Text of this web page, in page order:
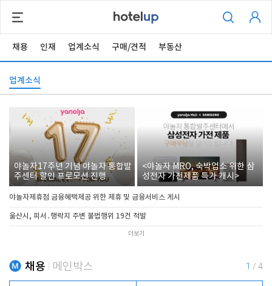
채용 인재 업계소식 구매/견적 부동산
업계소식
야놀자17주년 기념 야놀자 통합발
주센터 할인 프로모션 진행
<야놀자 MRO, 숙박업소 위한 삼
성전자 가전제품 특가 개시>
야놀자제휴점 금융혜택제공 위한 제휴 및 금융서비스 게시
울산시, 피서․행락지 주변 불법행위 19건 적발
더보기
채용 메인박스 1 / 4